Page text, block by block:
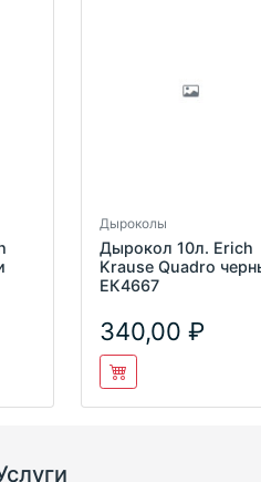
Дыроколы
Дырокол 10л. Erich
Krause Quadro
ЕК4667
340,00